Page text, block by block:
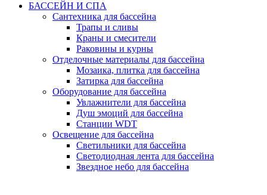
БАССЕЙН И СПА
Сантехника для бассейна
Трапы и сливы
Краны и смесители
Раковины и курны
Отделочные материалы для бассейна
Мозаика, плитка для бассейна
Затирка для бассейна
Оборудование для бассейна
Увлажнители для бассейна
Душ эмоций для бассейна
Станции WDT
Освещение для бассейна
Светильники для бассейна
Светодиодная лента для бассейна
Звездное небо для бассейна